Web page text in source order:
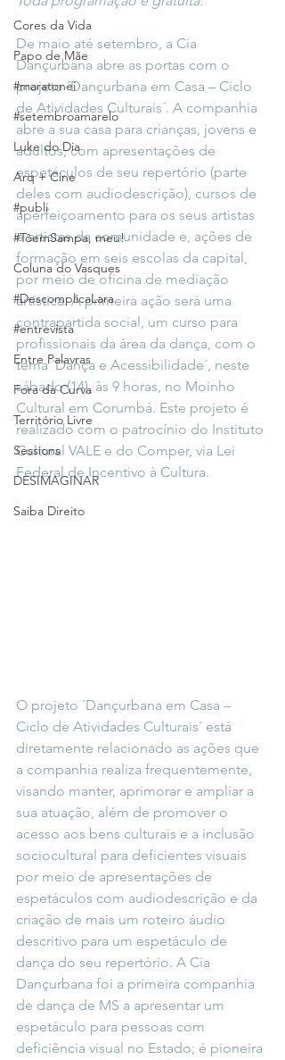
Cores da Vida
Papo de Mãe
#maratonei
#setembroamarelo
Luke do Dia
Arq + Cine
#publi
#TôemSampa, meu!
Coluna do Vasques
#DescomplicaLara
#entrevista
Entre Palavras
Fora da Curva
Território Livre
Sessions
DESIMAGINAR
Saiba Direito
De maio até setembro, a Cia
Dançurbana abre as portas com o
projeto ´Dançurbana em Casa – Ciclo
de Atividades Culturais´. A companhia
abre a sua casa para crianças, jovens e
adultos, com apresentações de
espetáculos de seu repertório (parte
deles com audiodescrição), cursos de
aperfeiçoamento para os seus artistas
e artistas da comunidade e, ações de
formação em seis escolas da capital,
por meio de oficina de mediação
artística. A primeira ação será uma
contrapartida social, um curso para
profissionais da área da dança, com o
tema ´Dança e Acessibilidade´, neste
sábado (14), às 9 horas, no Moinho
Cultural em Corumbá. Este projeto é
realizado com o patrocínio do Instituto
Cultural VALE e do Comper, via Lei
Federal de Incentivo à Cultura.
O projeto ´Dançurbana em Casa –
Ciclo de Atividades Culturais´ está
diretamente relacionado as ações que
a companhia realiza frequentemente,
visando manter, aprimorar e ampliar a
sua atuação, além de promover o
acesso aos bens culturais e a inclusão
sociocultural para deficientes visuais
por meio de apresentações de
espetáculos com audiodescrição e da
criação de mais um roteiro áudio
descritivo para um espetáculo de
dança do seu repertório. A Cia
Dançurbana foi a primeira companhia
de dança de MS a apresentar um
espetáculo para pessoas com
deficiência visual no Estado; é pioneira